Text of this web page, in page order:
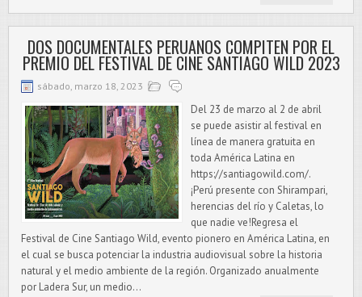
DOS DOCUMENTALES PERUANOS COMPITEN POR EL
PREMIO DEL FESTIVAL DE CINE SANTIAGO WILD 2023
sábado, marzo 18, 2023
Del 23 de marzo al 2 de abril
se puede asistir al festival en
línea de manera gratuita en
toda América Latina en
https://santiagowild.com/.
¡Perú presente con Shirampari,
herencias del río y Caletas, lo
que nadie ve!Regresa el
Festival de Cine Santiago Wild, evento pionero en América Latina, en
el cual se busca potenciar la industria audiovisual sobre la historia
natural y el medio ambiente de la región. Organizado anualmente
por Ladera Sur, un medio...